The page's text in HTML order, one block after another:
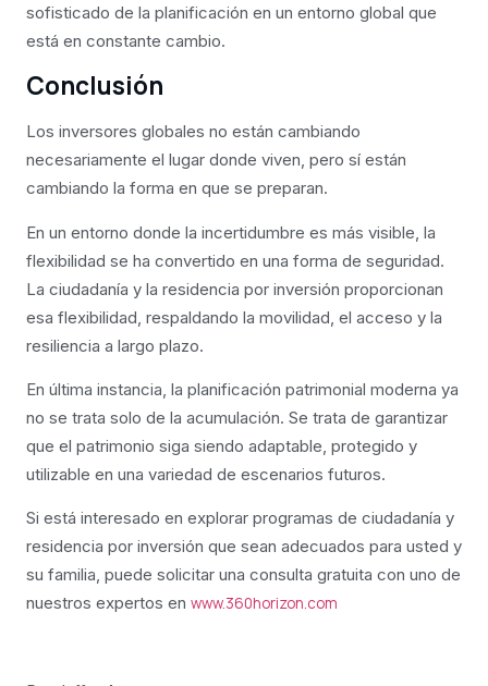
sofisticado de la planificación en un entorno global que
está en constante cambio.
Conclusión
Los inversores globales no están cambiando
necesariamente el lugar donde viven, pero sí están
cambiando la forma en que se preparan.
En un entorno donde la incertidumbre es más visible, la
flexibilidad se ha convertido en una forma de seguridad.
La ciudadanía y la residencia por inversión proporcionan
esa flexibilidad, respaldando la movilidad, el acceso y la
resiliencia a largo plazo.
En última instancia, la planificación patrimonial moderna ya
no se trata solo de la acumulación. Se trata de garantizar
que el patrimonio siga siendo adaptable, protegido y
utilizable en una variedad de escenarios futuros.
Si está interesado en explorar programas de ciudadanía y
residencia por inversión que sean adecuados para usted y
su familia, puede solicitar una consulta gratuita con uno de
nuestros expertos en www.360horizon.com